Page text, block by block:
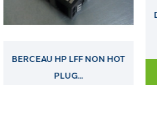
Disque DELL 73 Go SAS 3G...